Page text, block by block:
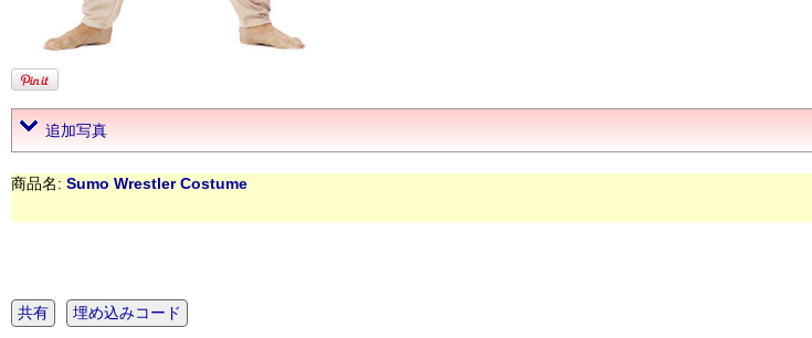
追加写真
商品名: Sumo Wrestler Costume
共有 埋め込みコード